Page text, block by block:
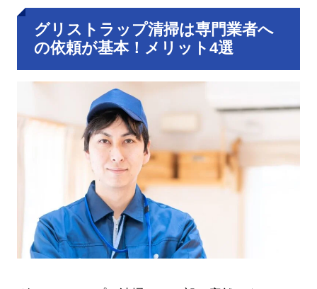
グリストラップ清掃は専門業者へ
の依頼が基本！メリット4選